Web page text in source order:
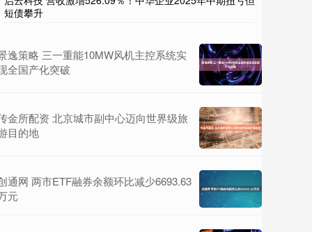
短债攀升
逸策略 三一重能10MW风机主控系统实
全国产化突破
金所配资 北京城市副中心迈向世界级旅
目的地
通网 两市ETF融券余额环比减少6693.63
元